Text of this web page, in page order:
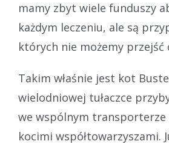
mamy zbyt wiele funduszy
każdym leczeniu, ale są
których nie możemy przejść
Takim właśnie jest kot
wielodniowej tułaczce
we wspólnym transporterze
kocimi współtowarzyszami.